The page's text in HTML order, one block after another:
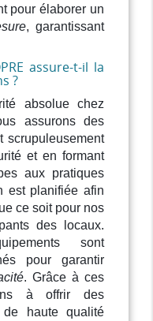
pour élaborer un
, garantissant
assure-t-il la
?
absolue chez
assurons des
scrupuleusement
et en formant
aux pratiques
est planifiée afin
ce soit pour nos
des locaux.
sont
pour garantir
. Grâce à ces
à offrir des
de haute qualité